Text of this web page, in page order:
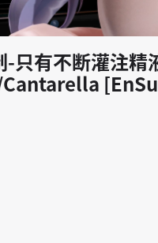
-只有不断灌注精